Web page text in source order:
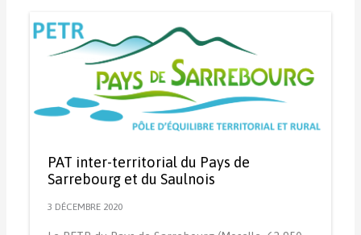
PAT inter-territorial du Pays de
Sarrebourg et du Saulnois
3 DÉCEMBRE 2020